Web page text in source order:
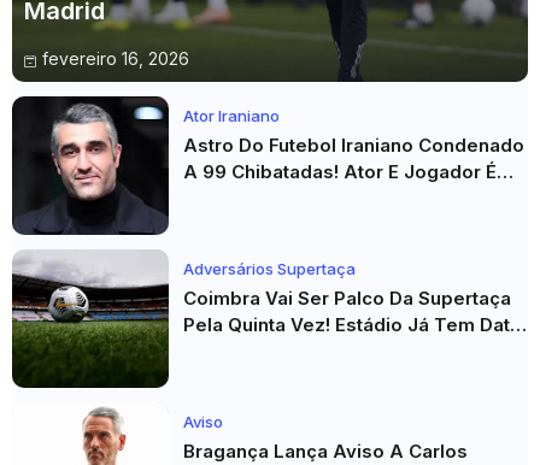
Madrid
fevereiro 16, 2026
Ator Iraniano
Astro Do Futebol Iraniano Condenado
A 99 Chibatadas! Ator E Jogador É
Adversários Supertaça
Coimbra Vai Ser Palco Da Supertaça
Pela Quinta Vez! Estádio Já Tem Data
Aviso
Bragança Lança Aviso A Carlos